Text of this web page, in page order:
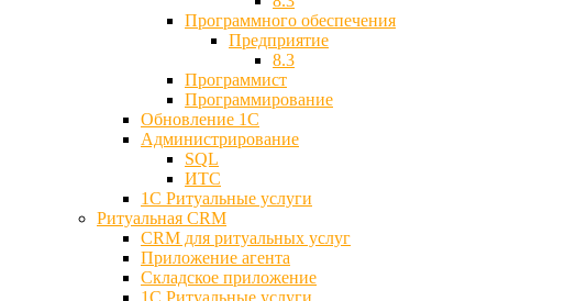
Программного обеспечения
Предприятие
8.3
Программист
Программирование
Обновление 1С
Администрирование
SQL
ИТС
1С Ритуальные услуги
Ритуальная CRM
CRM для ритуальных услуг
Приложение агента
Складское приложение
1С Ритуальные услуги